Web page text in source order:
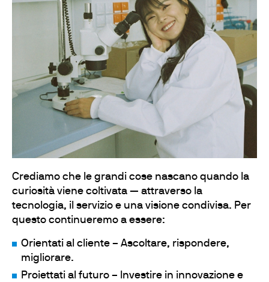
Crediamo che le grandi cose nascano quando la
curiosità viene coltivata — attraverso la
tecnologia, il servizio e una visione condivisa. Per
questo continueremo a essere:
Orientati al cliente – Ascoltare, rispondere,
migliorare.
Proiettati al futuro – Investire in innovazione e